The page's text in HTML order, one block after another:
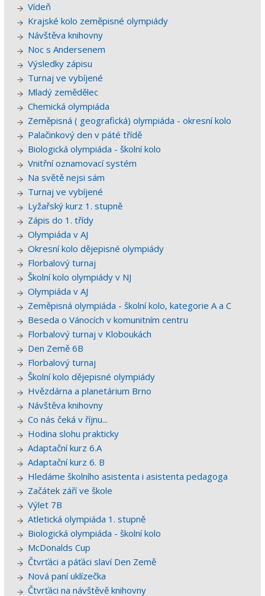
Vídeň
Krajské kolo zeměpisné olympiády
Návštěva knihovny
Noc s Andersenem
Výsledky zápisu
Turnaj ve vybíjené
Mladý zemědělec
Chemická olympiáda
Zeměpisná ( geografická) olympiáda - okresní kolo
Palačinkový den v páté třídě
Biologická olympiáda - školní kolo
Vnitřní oznamovací systém
Na světě nejsi sám
Turnaj ve vybíjené
Lyžařský kurz 1. stupně
Zápis do 1. třídy
Olympiáda v AJ
Okresní kolo dějepisné olympiády
Florbalový turnaj
Školní kolo olympiády v NJ
Olympiáda v AJ
Zeměpisná olympiáda - školní kolo, kategorie A a C
Beseda o Vánocích v komunitním centru
Florbalový turnaj v Kloboukách
Den Země 6B
Florbalový turnaj
Školní kolo dějepisné olympiády
Hvězdárna a planetárium Brno
Návštěva knihovny
Co nás čeká v říjnu...
Hodina slohu prakticky
Adaptační kurz 6.A
Adaptační kurz 6. B
Hledáme školního asistenta i asistenta pedagoga
Začátek září ve škole
Výlet 7B
Atletická olympiáda 1. stupně
Biologická olympiáda - školní kolo
McDonalds Cup
Čtvrťáci a páťáci slaví Den Země
Nová paní uklízečka
Čtvrťáci na návštěvě knihovny